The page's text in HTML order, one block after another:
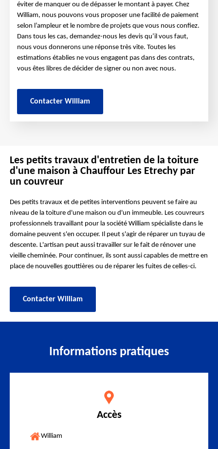
éviter de manquer ou de dépasser le montant à payer. Chez
William, nous pouvons vous proposer une facilité de paiement
selon l’ampleur et le nombre de projets que vous nous confiez.
Dans tous les cas, demandez-nous les devis qu’il vous faut,
nous vous donnerons une réponse très vite. Toutes les
estimations établies ne vous engagent pas dans des contrats,
vous êtes libres de décider de signer ou non avec nous.
Contacter William
Les petits travaux d'entretien de la toiture
d'une maison à Chauffour Les Etrechy par
un couvreur
Des petits travaux et de petites interventions peuvent se faire au
niveau de la toiture d'une maison ou d'un immeuble. Les couvreurs
professionnels travaillant pour la société William spécialiste dans le
domaine peuvent s'en occuper. Il peut s'agir de réparer un tuyau de
descente. L'artisan peut aussi travailler sur le fait de rénover une
vieille cheminée. Pour continuer, ils sont aussi capables de mettre en
place de nouvelles gouttières ou de réparer les fuites de celles-ci.
Contacter William
Informations pratiques
Accès
William